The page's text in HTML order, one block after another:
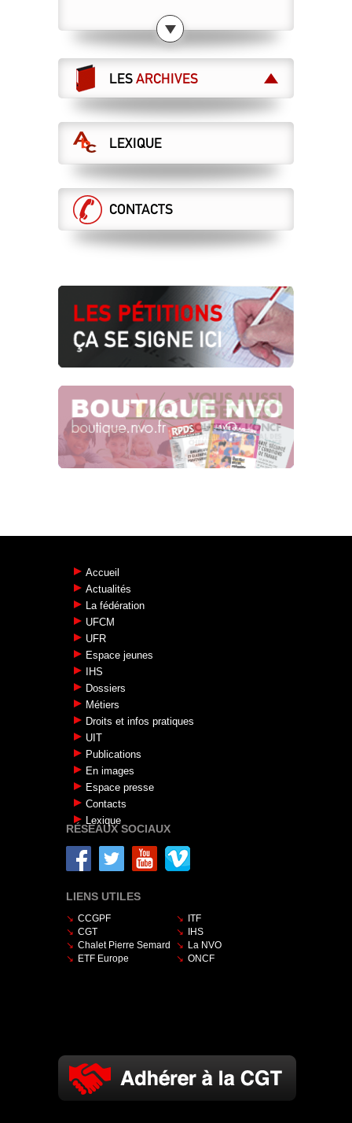
La RATP et Getlink s’associe pour
Concurrencer la SNCF sur les TER
LA PRIORITÉ AUX TRANSPORTS DU
QUOTIDIEN LA CGT EST CONTRE LE
CDG EXPRESS !
12.03.2019
NOUS LE RÉAFFIRMONS, LES
URGENCES SONT AILLEURS
La CGT est contre le CDG Express
11.03.2019
DÉRÉGLEMENTATION, DUMPING
SOCIAL, CASSE DES SERVICES
BRUXELLES LE 27 MARS 2019
14.02.2019
BAISSE DES PÉAGES
AUTOROUTIERS… L’ENFUMAGE !
URGENCE POUR LES TRANSPORTS
DU QUOTIDIEN, NON AU CDG
EXPRESS !
20.01.2019
LESARCHIVES
LEXIQUE
CONTACTS
Accueil
Actualités
La fédération
UFCM
UFR
Espace jeunes
IHS
Dossiers
Métiers
Droits et infos pratiques
UIT
Publications
En images
Espace presse
Contacts
Lexique
RÉSEAUX SOCIAUX
LIENS UTILES
CCGPF
CGT
Chalet Pierre Semard
ETF Europe
ITF
IHS
La NVO
ONCF